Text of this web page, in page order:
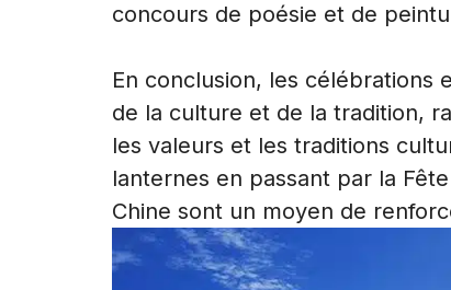
concours de poésie et de
En conclusion, les célébrations
de la culture et de la tradition,
les valeurs et les traditions
lanternes en passant par la
Chine sont un moyen de